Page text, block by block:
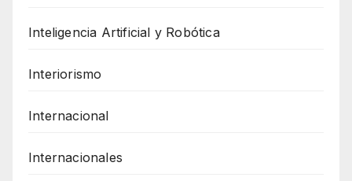
Inteligencia Artificial y Robótica
Interiorismo
Internacional
Internacionales